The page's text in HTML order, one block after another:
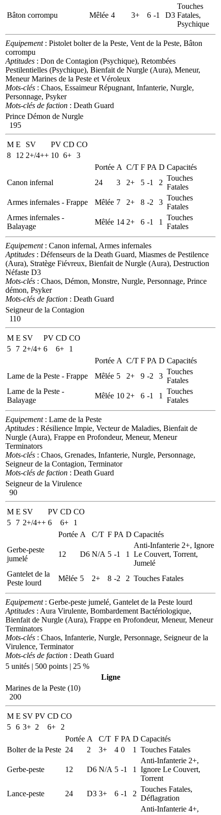
Bâton corrompu Mêlée 4 3+ 6 -1 D3
Touches
Fatales,
Psychique
Equipement: Pistolet bolter de la Peste, Vent de la Peste, Bâton
corrompu
Aptitudes : Don de Contagion (Psychique), Retombées
Pestilentielles (Psychique), Bienfait de Nurgle (Aura), Meneur,
Meneur Marines de la Peste et Véroleux
Mots-clés : Chaos, Essaimeur Répugnant, Infanterie, Nurgle,
Personnage, Psyker
Mots-clés de faction : Death Guard
Prince Démon de Nurgle
195
M E SV PV CD CO
8
12 2+/4++ 10 6+ 3
Portée A C/T F PA D Capacités
Canon infernal
24 3 2+ 5 -1 2
Touches
Fatales
Armes infernales - Frappe
Mêlée 7 2+ 8 -2 3
Touches
Fatales
Armes infernales -
Balayage
Mêlée 14 2+ 6 -1 1
Touches
Fatales
Equipement: Canon infernal, Armes infernales
Aptitudes : Défenseurs de la Death Guard, Miasmes de Pestilence
(Aura), Stratège Fiévreux, Bienfait de Nurgle (Aura), Destruction
Néfaste D3
Mots-clés : Chaos, Démon, Monstre, Nurgle, Personnage, Prince
démon, Psyker
Mots-clés de faction : Death Guard
Seigneur de la Contagion
110
M E SV PV CD CO
5
7 2+/4+ 6 6+
1
Portée A C/T F PA D Capacités
Lame de la Peste - Frappe
Mêlée 5 2+ 9 -2 3
Touches
Fatales
Lame de la Peste -
Balayage
Mêlée 10 2+ 6 -1 1
Touches
Fatales
Equipement: Lame de la Peste
Aptitudes : Résilience Impie, Vecteur de Maladies, Bienfait de
Nurgle (Aura), Frappe en Profondeur, Meneur, Meneur
Terminators
Mots-clés : Chaos, Grenades, Infanterie, Nurgle, Personnage,
Seigneur de la Contagion, Terminator
Mots-clés de faction : Death Guard
Seigneur de la Virulence
90
M E SV PV CD CO
5
7 2+/4++ 6 6+
1
Portée A C/T F PA D Capacités
Gerbe-peste
jumelé
12 D6 N/A 5 -1 1
Anti-Infanterie 2+, Ignore
Le Couvert, Torrent,
Jumelé
Gantelet de la
Peste lourd
Mêlée 5 2+ 8 -2 2 Touches Fatales
Equipement: Gerbe-peste jumelé, Gantelet de la Peste lourd
Aptitudes : Aura Virulente, Bombardement Bactériologique,
Bienfait de Nurgle (Aura), Frappe en Profondeur, Meneur, Meneur
Terminators
Mots-clés : Chaos, Infanterie, Nurgle, Personnage, Seigneur de la
Virulence, Terminator
Mots-clés de faction : Death Guard
5 unités | 500 points | 25 %
Ligne
Marines de la Peste (10)
200
M E SV PV CD CO
5 6 3+ 2 6+
2
Portée A C/T F PA D Capacités
Bolter de la Peste 24 2 3+ 4 0 1 Touches Fatales
Gerbe-peste 12 D6 N/A 5 -1 1
Anti-Infanterie 2+,
Ignore Le Couvert,
Torrent
Lance-peste
24 D3 3+ 6 -1 2
Touches Fatales,
Déflagration
Anti-Infanterie 4+,